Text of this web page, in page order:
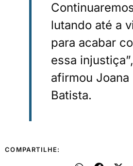
lutando até a
para acabar
essa injustiça”,
afirmou Joana
Batista.
COMPARTILHE: